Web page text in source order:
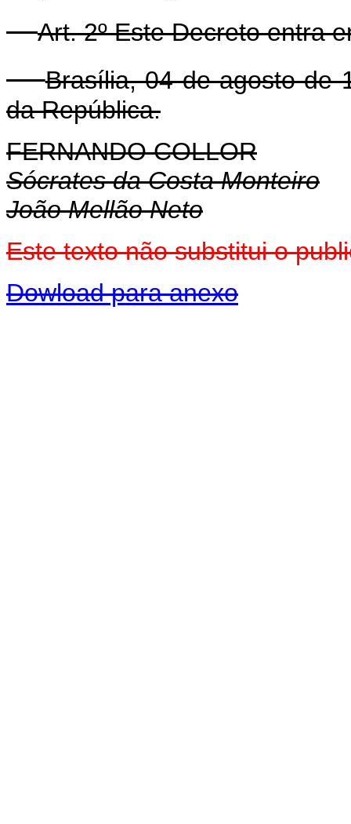
Art. 2º Este Decreto entra
Brasília, 04 de agosto de
da República.
FERNANDO COLLOR
Sócrates da Costa Monteiro
João Mellão Neto
Este texto não substitui o
Dowload para anexo